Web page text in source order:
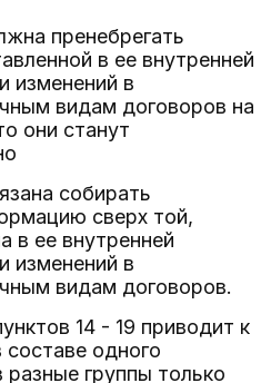
пренебрегать
в ее внутренней
изменений в
видам договоров на
они станут
собирать
сверх той,
в ее внутренней
изменений в
видам договоров.
14 - 19 приводит к
одного
группы только